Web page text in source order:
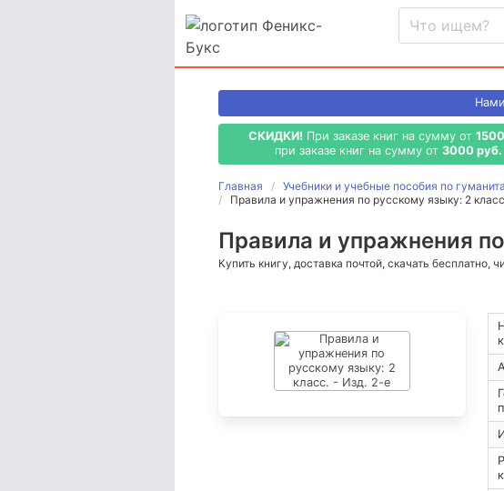
СКИДКИ! При заказе книг на сумму от
при заказе книг на сумму от 3000 руб.
Главная
Учебники и учебные пособия по
Правила и упражнения по русскому языку: 2
Правила и упражнения
Купить книгу, доставка почтой, скачать